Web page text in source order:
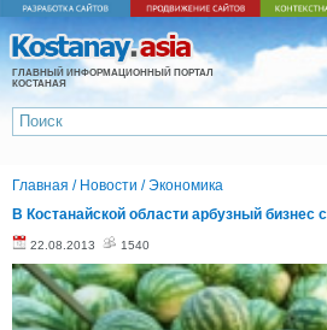
ГЛАВНЫЙ ИНФОРМАЦИОННЫЙ ПОРТАЛ
КОСТАНАЯ
Главная / Новости /Экономика
В Костанайской области арбузный бизнес
22.08.2013 1540